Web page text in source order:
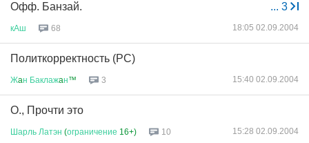
... 3
Офф. Банзай.
кАш 68 18:05 02.09.2004
Политкорректность (РС)
Жaн Баклажaн™ 3 15:40 02.09.2004
О., Прочти это
Шарль Латэн (ограничение 16+) 10 15:28 02.09.2004